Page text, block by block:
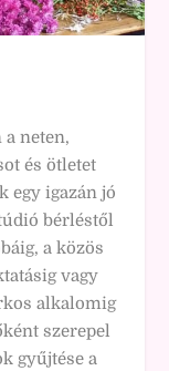
neten,
és ötletet
egy igazán jó
bérléstől
a közös
vagy
alkalomig
szerepel
gyűjtése a